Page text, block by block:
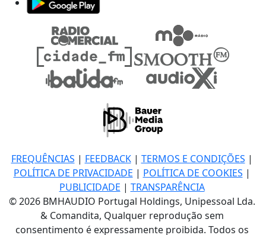
FREQUÊNCIAS | FEEDBACK| TERMOS E CONDIÇÕES |
POLÍTICA DE PRIVACIDADE | POLÍTICA DE COOKIES |
PUBLICIDADE | TRANSPARÊNCIA
© 2026 BMHAUDIO Portugal Holdings, Unipessoal Lda.
& Comandita, Qualquer reprodução sem
consentimento é expressamente proibida. Todos os